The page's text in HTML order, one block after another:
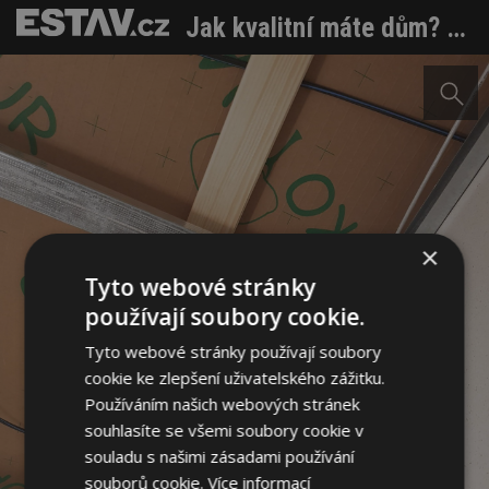
Jak kvalitní máte dům? Chyby odhalí test vzduchotěsnosti. Jaké se vyskytují nejčastěji?
×
Tyto webové stránky
používají soubory cookie.
Tyto webové stránky používají soubory
cookie ke zlepšení uživatelského zážitku.
Používáním našich webových stránek
souhlasíte se všemi soubory cookie v
souladu s našimi zásadami používání
souborů cookie.Více informací